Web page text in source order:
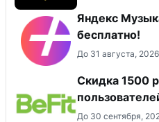
Яндекс
бесплатно!
До 31 августа, 2026
Скидка 1500
До 30 сентября,